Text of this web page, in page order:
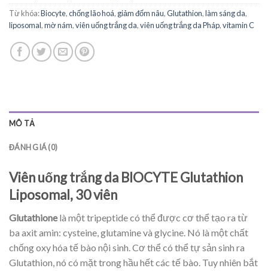
Từ khóa:Biocyte,chống lão hoá, giảm đốm nâu,Glutathion,làm sáng da,
liposomal,mờ nám,viên uống trắng da,viên uống trắng da Pháp,vitamin C
MÔ TẢ
ĐÁNH GIÁ (0)
Viên uống trắng da BIOCYTE Glutathion
Liposomal, 30 viên
Glutathionelà một tripeptide có thể được cơ thể tạo ra từ
ba axit amin: cysteine, glutamine và glycine. Nó là một chất
chống oxy hóa tế bào nội sinh. Cơ thể có thể tự sản sinh ra
Glutathion, nó có mặt trong hầu hết các tế bào. Tuy nhiên bắt